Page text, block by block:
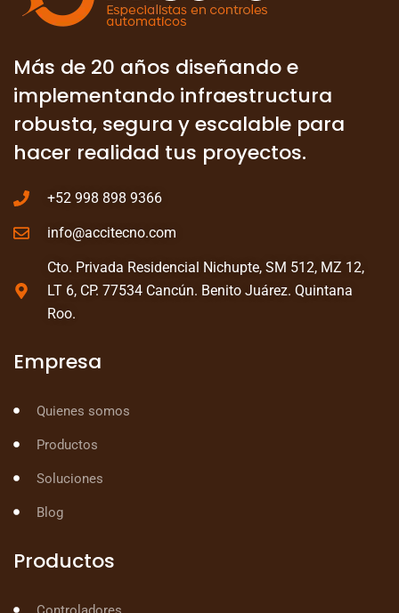
Más de 20 años diseñando e
implementando infraestructura
robusta, segura y escalable para
hacer realidad tus proyectos.
+52 998 898 9366
info@accitecno.com
Cto. Privada Residencial Nichupte, SM 512, MZ 12,
LT 6, CP. 77534 Cancún. Benito Juárez. Quintana
Roo.
Empresa
Quienes somos
Productos
Soluciones
Blog
Productos